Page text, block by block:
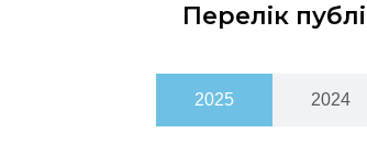
Перелік
2025 2024